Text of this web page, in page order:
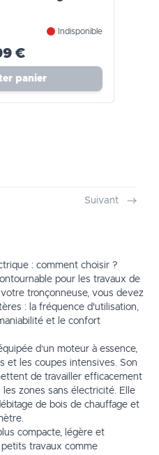
Indisponible
€
panier
Suivant
: comment choisir ?
pour les travaux de
tronçonneuse, vous devez
: la fréquence d'utilisation,
et le confort
d’un moteur à essence,
et les coupes intensives. Son
de travailler efficacement
zones sans électricité. Elle
de bois de chauffage et
compacte, légère et
travaux comme